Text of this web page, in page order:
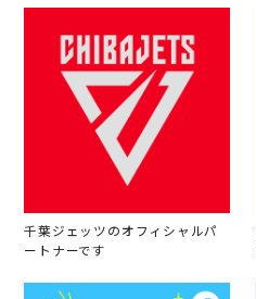
千葉ジェッツのオフィシャルパ
ートナーです